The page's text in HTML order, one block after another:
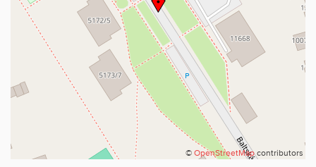
© OpenStreetMapcontributors